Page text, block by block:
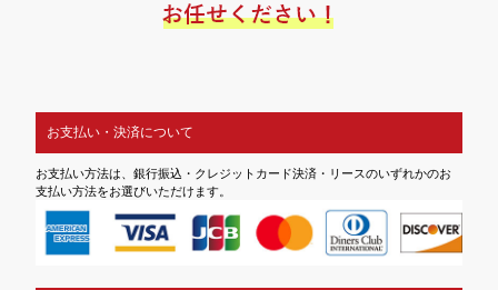
お支払い・決済について
お支払い方法は、銀行振込・クレジットカード決済・リースのいずれかのお
支払い方法をお選びいただけます。